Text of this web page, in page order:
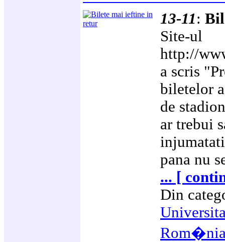
13-11:
Site-ul
http://
a scris
biletelor
de
ar trebui
pana nu
... [
Din